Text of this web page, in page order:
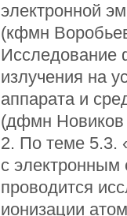
электронной
(кфмн
Исследование
излучения на
аппарата и
(дфмн
2. По теме 5.3.
с
проводится
ионизации